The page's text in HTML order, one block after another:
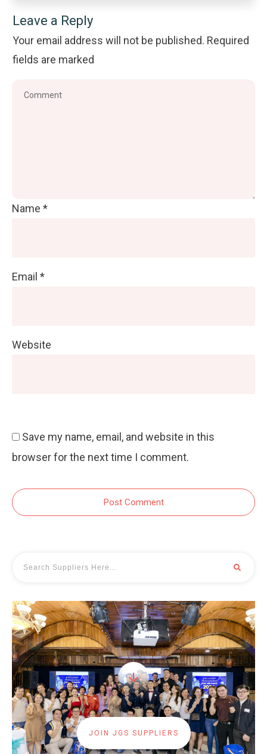
Leave a Reply
Your email address will not be published. Required
fields are marked
Name *
Email *
Website
Save my name, email, and website in this
browser for the next time I comment.
Post Comment
JOIN JGS SUPPLIERS